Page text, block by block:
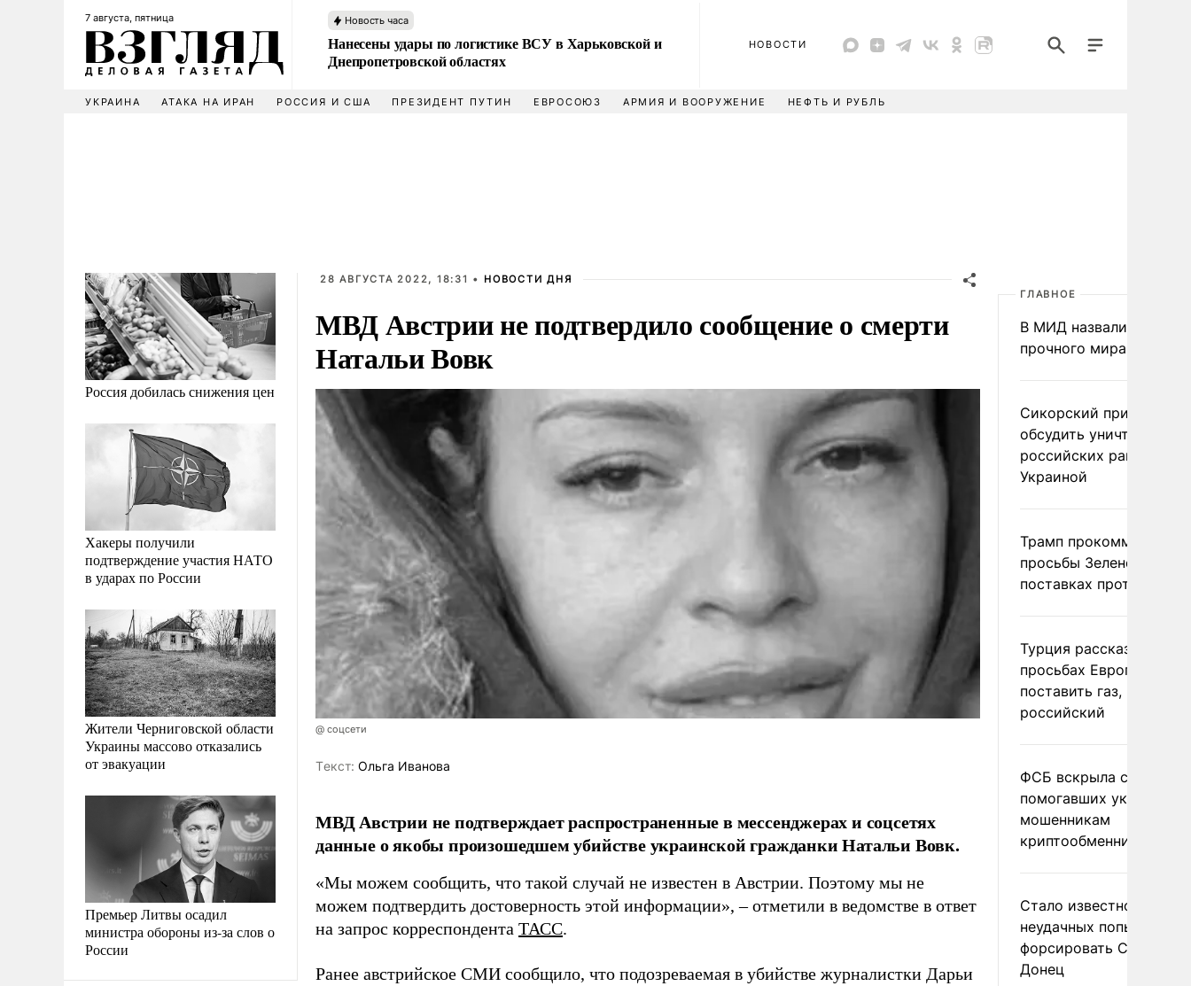
7 августа, пятница Новость часа
Нанесены удары по логистике ВСУ в Харьковской и
Днепропетровской областях
НОВОСТИ
УКРАИНА АТАКА НА ИРАН РОССИЯ И США ПРЕЗИДЕНТ ПУТИН ЕВРОСОЮЗ АРМИЯ И ВООРУЖЕНИЕ НЕФТЬ И РУБЛЬ
Россия добилась снижения цен
Хакеры получили
подтверждение участия НАТО
в ударах по России
Жители Черниговской области
Украины массово отказались
от эвакуации
Премьер Литвы осадил
министра обороны из-за слов о
России
28 АВГУСТА 2022, 18:31 • НОВОСТИ ДНЯ
МВД Австрии не подтвердило сообщение о смерти
Натальи Вовк
@ соцсети
Tекст: Ольга Иванова
МВД Австрии не подтверждает распространенные в мессенджерах и соцсетях
данные о якобы произошедшем убийстве украинской гражданки Натальи Вовк.
«Мы можем сообщить, что такой случай не известен в Австрии. Поэтому мы не
можем подтвердить достоверность этой информации», – отметили в ведомстве в ответ
на запрос корреспондента ТАСС.
Ранее австрийское СМИ сообщило, что подозреваемая в убийстве журналистки Дарьи
ГЛАВНОЕ
В МИД назвали условия
прочного мира на
Сикорский призвал
обсудить уничтожение
российских ракет над
Украиной
Трамп
просьбы Зеленского о
поставках
Турция рассказала о
просьбах Европы
поставить газ, но не
российский
ФСБ вскрыла сеть
помогавших
мошенникам
криптообменников
Стало известно о
неудачных попытках
форсировать
Донец